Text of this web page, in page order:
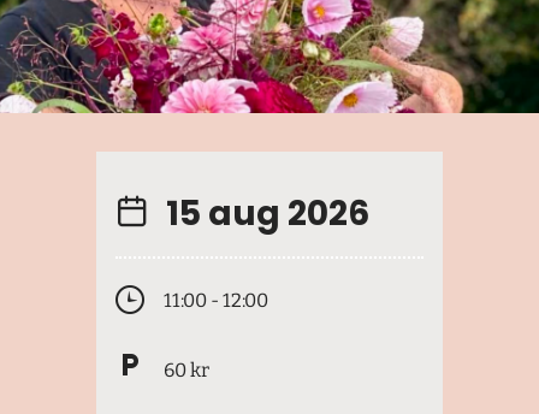
15 aug 2026
11:00 - 12:00
60 kr